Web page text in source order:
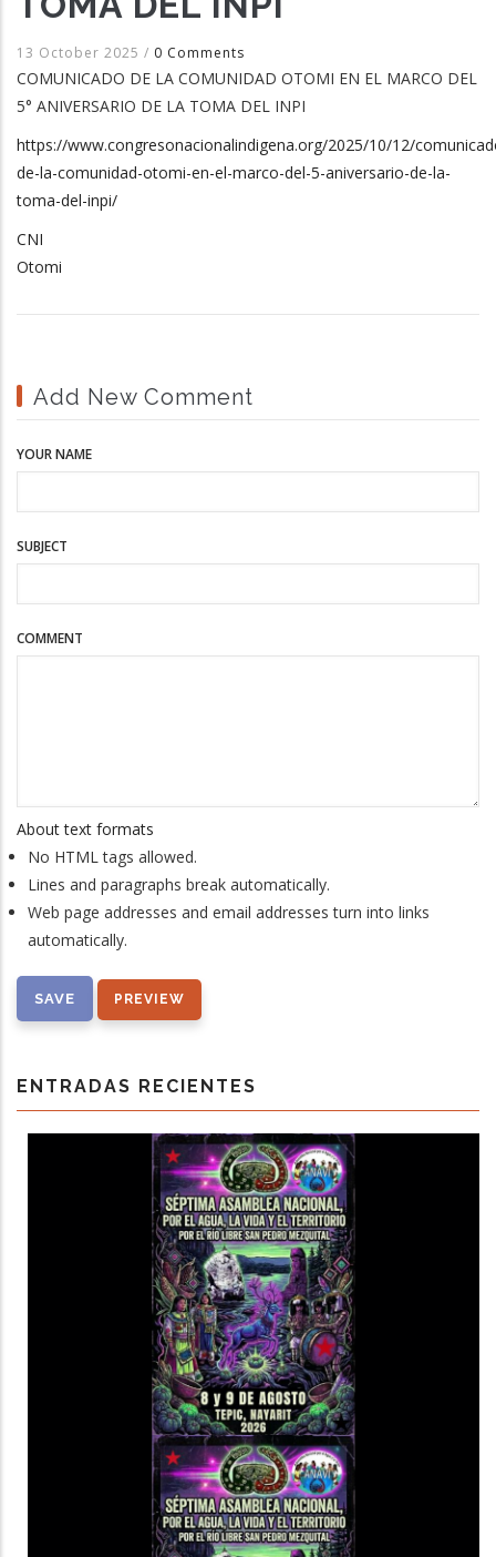
13 October 2025 / 0 Comments
COMUNICADO DE LA COMUNIDAD OTOMI EN EL MARCO DEL
5° ANIVERSARIO DE LA TOMA DEL INPI
https://www.congresonacionalindigena.org/2025/10/12/
de-la-comunidad-otomi-en-el-marco-del-5-aniversario-de-la-
toma-del-inpi/
CNI
Otomi
Add New Comment
YOUR NAME
SUBJECT
COMMENT
About text formats
No HTML tags allowed.
Lines and paragraphs break automatically.
Web page addresses and email addresses turn into links
automatically.
ENTRADAS RECIENTES